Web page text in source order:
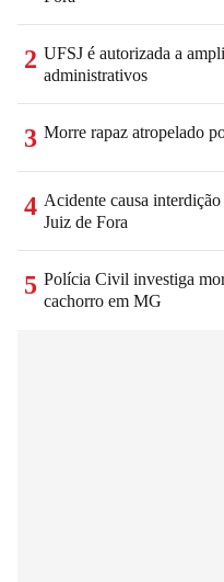
2 UFSJ é autorizada a
administrativos
3 Morre rapaz atropelado
4 Acidente causa
Juiz de Fora
5 Polícia Civil investiga
cachorro em MG